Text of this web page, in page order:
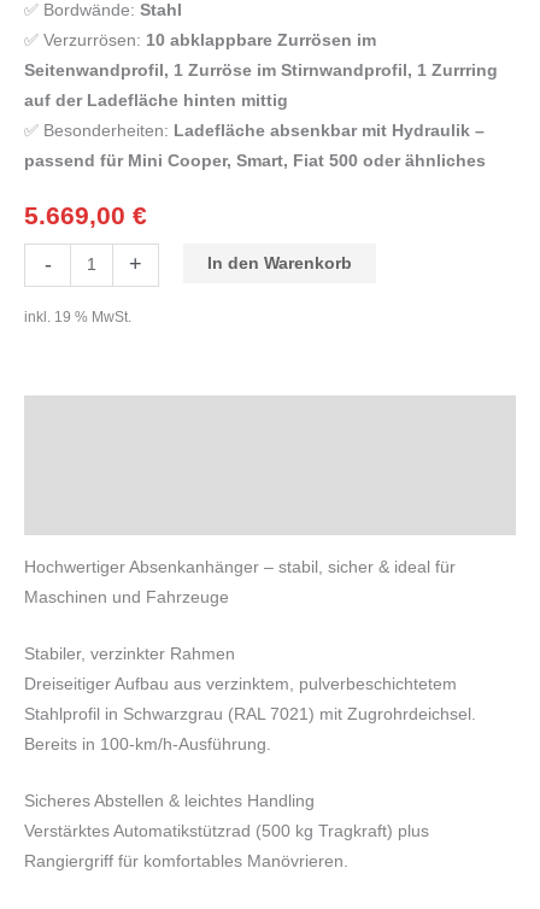
✅ Bordwände: Stahl
✅ Verzurrösen: 10 abklappbare Zurrösen im
Seitenwandprofil, 1 Zurröse im Stirnwandprofil, 1 Zurrring
auf der Ladefläche hinten mittig
✅ Besonderheiten: Ladefläche absenkbar mit Hydraulik –
passend für Mini Cooper, Smart, Fiat 500 oder ähnliches
5.669,00 €
- + In den Warenkorb
inkl. 19 % MwSt.
Hochwertiger Absenkanhänger – stabil, sicher & ideal für
Maschinen und Fahrzeuge
Stabiler, verzinkter Rahmen
Dreiseitiger Aufbau aus verzinktem, pulverbeschichtetem
Stahlprofil in Schwarzgrau (RAL 7021) mit Zugrohrdeichsel.
Bereits in 100-km/h-Ausführung.
Sicheres Abstellen & leichtes Handling
Verstärktes Automatikstützrad (500 kg Tragkraft) plus
Rangiergriff für komfortables Manövrieren.